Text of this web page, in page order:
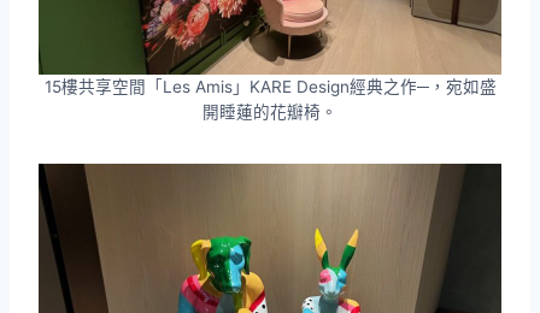
15樓共享空間「Les Amis」KARE Design經典之作─，宛如盛
開睡蓮的花瓣椅。